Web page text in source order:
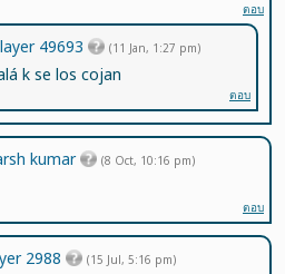
2988 (15 Jul, 5:16 pm)
kumar (8 Oct, 10:16 pm)
ตอบ
ตอบ
49693 (11 Jan, 1:27 pm)
k se los cojan
ตอบ